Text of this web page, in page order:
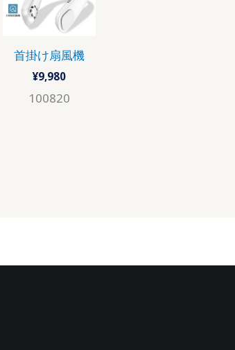
首掛け扇風機
¥9,980
100820